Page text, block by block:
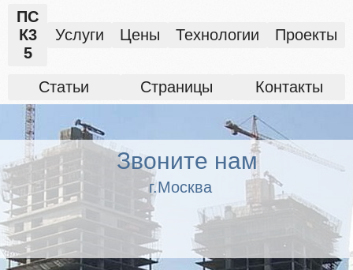
ПС
К3
5
Услуги Цены Технологии Проекты
Статьи Страницы Контакты
Звоните нам
г.Москва